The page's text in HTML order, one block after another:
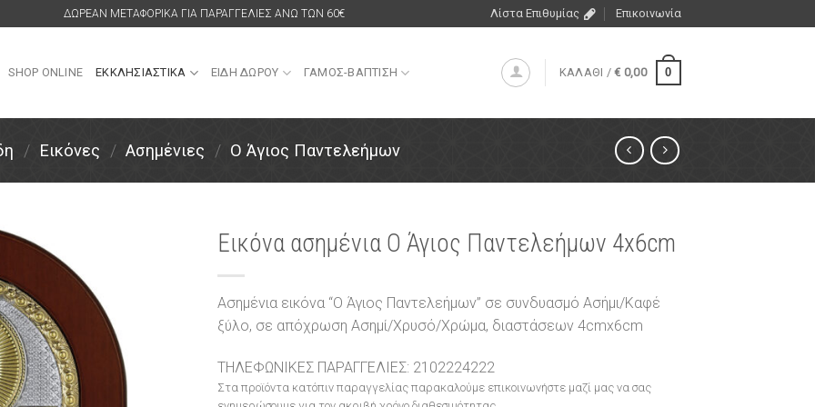
ΔΩΡΕΑΝ ΜΕΤΑΦΟΡΙΚΑ ΓΙΑ ΠΑΡΑΓΓΕΛΙΕΣ ΑΝΩ ΤΩΝ 60€ Λίστα Επιθυμίας Επικοινωνία
SHOP ONLINE ΕΚΚΛΗΣΙΑΣΤΙΚΑ ΕΙΔΗ ΔΩΡΟΥ ΓΑΜΟΣ-ΒΑΠΤΙΣΗ ΚΑΛΑΘΙ /€ 0,00 0
/ Εικόνες / Ασημένιες / Ο Άγιος Παντελεήμων
επιθυμιών
Εικόνα ασημένια Ο Άγιος Παντελεήμων 4x6cm
Ασημένια εικόνα “Ο Άγιος Παντελεήμων” σε συνδυασμό Ασήμι/Καφέ
ξύλο, σε απόχρωση Ασημί/Χρυσό/Χρώμα, διαστάσεων 4cmx6cm
ΤΗΛΕΦΩΝΙΚΕΣ ΠΑΡΑΓΓΕΛΙΕΣ: 2102224222
Στα προϊόντα κατόπιν παραγγελίας παρακαλούμε επικοινωνήστε μαζί μας να σας